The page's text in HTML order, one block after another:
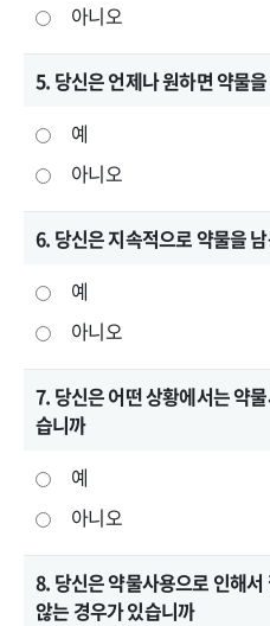
아니오
5. 당신은 언제나 원하면 약물
예
아니오
6. 당신은 지속적으로 약물을
예
아니오
7. 당신은 어떤 상황에서는 약
습니까
예
아니오
8. 당신은 약물사용으로 인해
않는 경우가 있습니까